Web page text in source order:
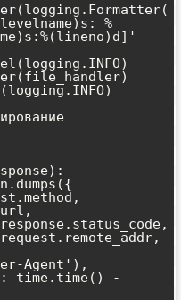
Agent'),